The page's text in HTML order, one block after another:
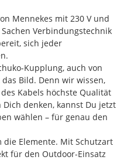
Mennekes mit 230 V und
Verbindungstechnik
sich jeder
Kupplung, auch von
Bild. Denn wir wissen,
Kabels höchste Qualität
denken, kannst Du jetzt
wählen – für genau den
die Elemente. Mit Schutzart
für den Outdoor-Einsatz